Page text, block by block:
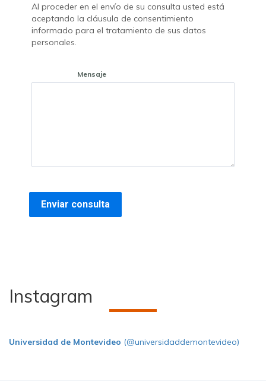
Al proceder en el envío de su consulta usted está
aceptando la cláusula de consentimiento
informado para el tratamiento de sus datos
personales.
Mensaje
Instagram
Universidad de Montevideo (@universidaddemontevideo)